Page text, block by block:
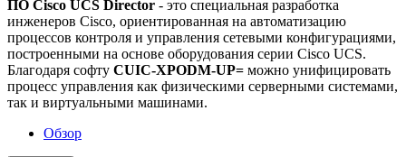
ПО Cisco UCS Director - это специальная разработка
инженеров Cisco, ориентированная на автоматизацию
процессов контроля и управления сетевыми конфигурациями,
построенными на основе оборудования серии Cisco UCS.
Благодаря софту CUIC-XPODM-UP= можно унифицировать
процесс управления как физическими серверными системами,
так и виртуальными машинами.
Обзор